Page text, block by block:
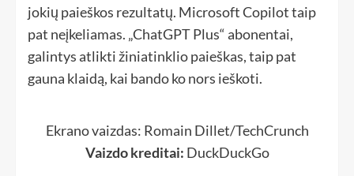
jokių paieškos rezultatų. Microsoft Copilot taip
pat neįkeliamas. „ChatGPT Plus“ abonentai,
galintys atlikti žiniatinklio paieškas, taip pat
gauna klaidą, kai bando ko nors ieškoti.
Ekrano vaizdas: Romain Dillet/TechCrunch
Vaizdo kreditai: DuckDuckGo